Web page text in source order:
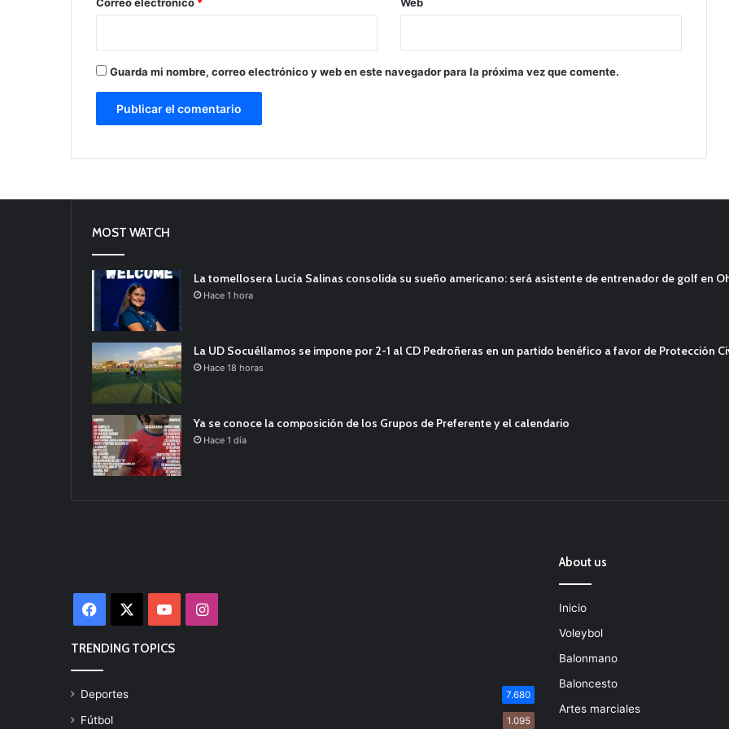
Guarda mi nombre, correo electrónico y web en este navegador para la próxima vez que comente.
MOST WATCH
La tomellosera Lucía Salinas consolida su sueño americano: será asistente de entrenador de golf en
Hace 1 hora
La UD Socuéllamos se impone por 2-1 al CD Pedroñeras en un partido benéfico a favor de Protección
Hace 18 horas
Ya se conoce la composición de los Grupos de Preferente y el calendario
Hace 1 día
Facebook YouTubeInstagram
TRENDING TOPICS
Deportes 7.680
Fútbol 1.095
About us
Inicio
Voleybol
Balonmano
Baloncesto
Artes marciales